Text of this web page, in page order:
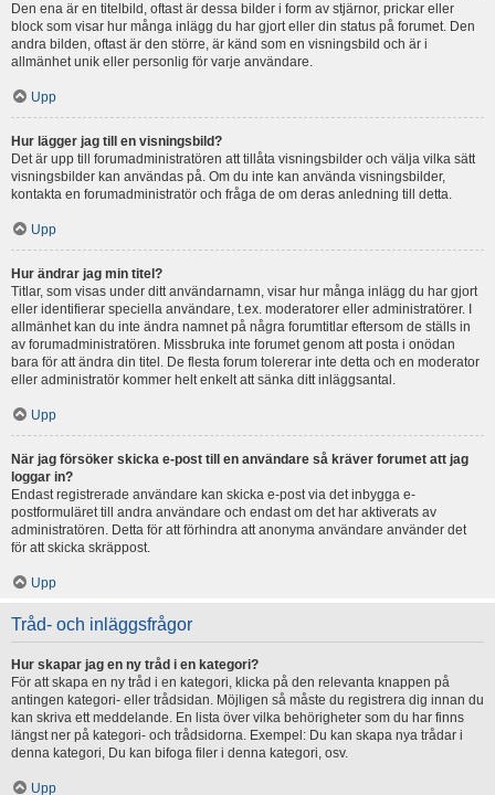
Den ena är en titelbild, oftast är dessa bilder i form av stjärnor, prickar eller
block som visar hur många inlägg du har gjort eller din status på forumet. Den
andra bilden, oftast är den större, är känd som en visningsbild och är i
allmänhet unik eller personlig för varje användare.
Upp
Hur lägger jag till en visningsbild?
Det är upp till forumadministratören att tillåta visningsbilder och välja vilka sätt
visningsbilder kan användas på. Om du inte kan använda visningsbilder,
kontakta en forumadministratör och fråga de om deras anledning till detta.
Upp
Hur ändrar jag min titel?
Titlar, som visas under ditt användarnamn, visar hur många inlägg du har gjort
eller identifierar speciella användare, t.ex. moderatorer eller administratörer. I
allmänhet kan du inte ändra namnet på några forumtitlar eftersom de ställs in
av forumadministratören. Missbruka inte forumet genom att posta i onödan
bara för att ändra din titel. De flesta forum tolererar inte detta och en moderator
eller administratör kommer helt enkelt att sänka ditt inläggsantal.
Upp
När jag försöker skicka e-post till en användare så kräver forumet att jag
loggar in?
Endast registrerade användare kan skicka e-post via det inbygga e-
postformuläret till andra användare och endast om det har aktiverats av
administratören. Detta för att förhindra att anonyma användare använder det
för att skicka skräppost.
Upp
Tråd- och inläggsfrågor
Hur skapar jag en ny tråd i en kategori?
För att skapa en ny tråd i en kategori, klicka på den relevanta knappen på
antingen kategori- eller trådsidan. Möjligen så måste du registrera dig innan du
kan skriva ett meddelande. En lista över vilka behörigheter som du har finns
längst ner på kategori- och trådsidorna. Exempel: Du kan skapa nya trådar i
denna kategori, Du kan bifoga filer i denna kategori, osv.
Upp